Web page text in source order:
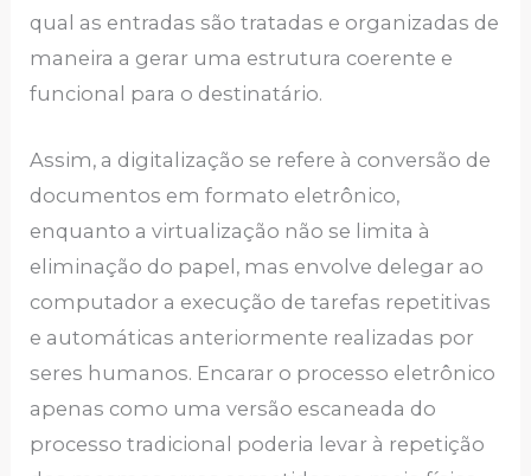
qual as entradas são tratadas e organizadas de
maneira a gerar uma estrutura coerente e
funcional para o destinatário.
Assim, a digitalização se refere à conversão de
documentos em formato eletrônico,
enquanto a virtualização não se limita à
eliminação do papel, mas envolve delegar ao
computador a execução de tarefas repetitivas
e automáticas anteriormente realizadas por
seres humanos. Encarar o processo eletrônico
apenas como uma versão escaneada do
processo tradicional poderia levar à repetição